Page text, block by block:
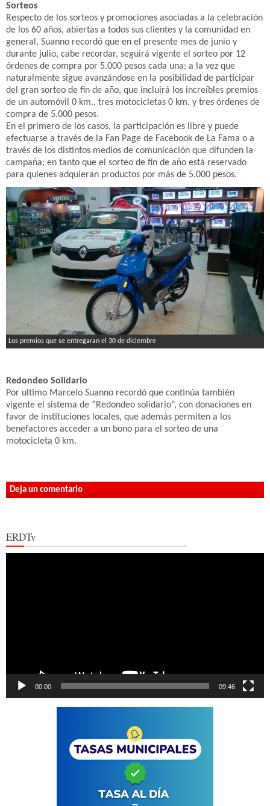
Sorteos
Respecto de los sorteos y promociones asociadas a la celebración
de los 60 años, abiertas a todos sus clientes y la comunidad en
general, Suanno recordó que en el presente mes de junio y
durante julio, cabe recordar, seguirá vigente el sorteo por 12
órdenes de compra por 5.000 pesos cada una; a la vez que
naturalmente sigue avanzándose en la posibilidad de participar
del gran sorteo de fin de año, que incluirá los increíbles premios
de un automóvil 0 km., tres motocicletas 0 km. y tres órdenes de
compra de 5.000 pesos.
En el primero de los casos, la participación es libre y puede
efectuarse a través de la Fan Page de Facebook de La Fama o a
través de los distintos medios de comunicación que difunden la
campaña; en tanto que el sorteo de fin de año está reservado
para quienes adquieran productos por más de 5.000 pesos.
Los premios que se entregaran el 30 de diciembre
Redondeo Solidario
Por ultimo Marcelo Suanno recordó que continúa también
vigente el sistema de “Redondeo solidario”, con donaciones en
favor de instituciones locales, que además permiten a los
benefactores acceder a un bono para el sorteo de una
motocicleta 0 km.
Deja un comentario
ERDTv
00:00 09:46